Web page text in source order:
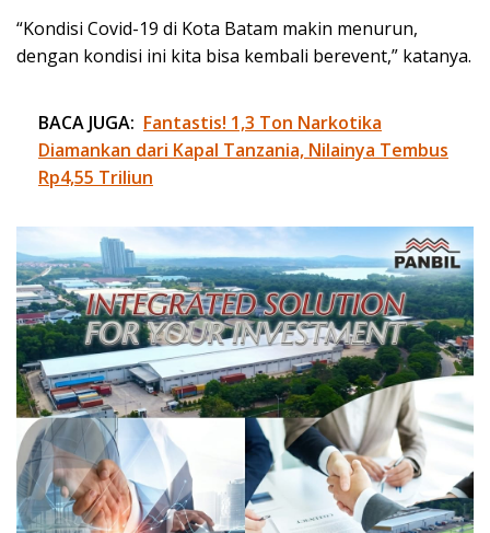
“Kondisi Covid-19 di Kota Batam makin menurun,
dengan kondisi ini kita bisa kembali berevent,” katanya.
BACA JUGA: Fantastis! 1,3 Ton Narkotika
Diamankan dari Kapal Tanzania, Nilainya Tembus
Rp4,55 Triliun